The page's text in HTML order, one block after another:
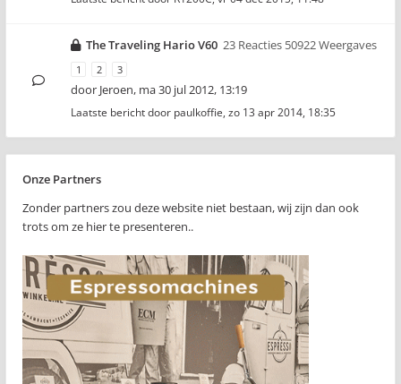
The Traveling Hario V60 23 Reacties 50922 Weergaves
1 2 3
door Jeroen, ma 30 jul 2012, 13:19
Laatste bericht door paulkoffie, zo 13 apr 2014, 18:35
Onze Partners
Zonder partners zou deze website niet bestaan, wij zijn dan ook
trots om ze hier te presenteren..